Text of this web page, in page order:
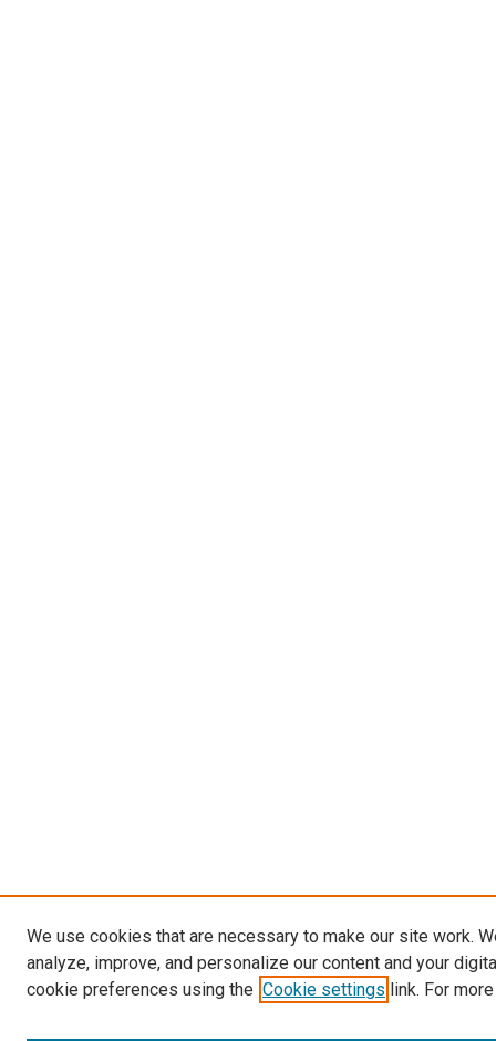
We use cookies that are necessary to make our site work.
analyze, improve, and personalize our content and your
cookie preferences using the Cookie settings link. For